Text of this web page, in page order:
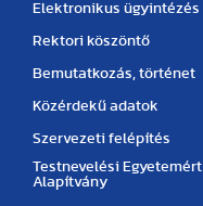
Elektronikus ügyintézés
Rektori köszöntő
Bemutatkozás, történet
Közérdekű adatok
Szervezeti felépítés
Testnevelési Egyetemért
Alapítvány